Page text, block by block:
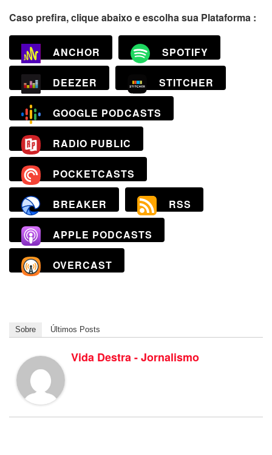
Caso prefira, clique abaixo e escolha sua Plataforma :
ANCHOR SPOTIFY
DEEZER STITCHER
GOOGLE PODCASTS
RADIO PUBLIC
POCKETCASTS
BREAKER RSS
APPLE PODCASTS
OVERCAST
Sobre Últimos Posts
Vida Destra - Jornalismo